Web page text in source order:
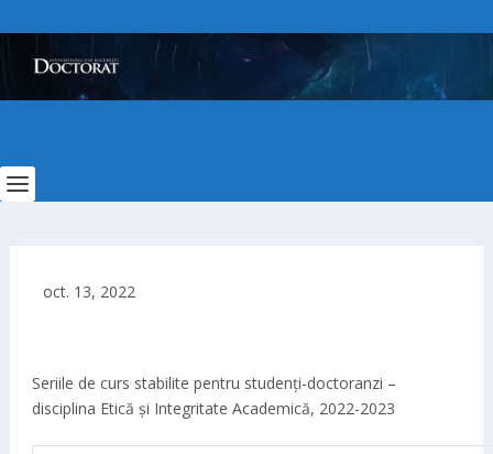
oct. 13, 2022
Seriile de curs stabilite pentru stud­­enți-doctoranzi –
disciplina Etică și Integritate Academică, 2022-2023